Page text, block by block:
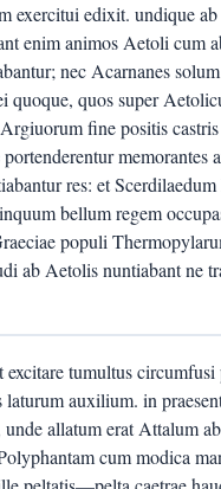
exercitui edixit. undique
enim animos Aetoli cum
nec Acarnanes
quoque, quos super
fine positis
res: et
bellum regem
populi
ab Aetolis nuntiabant ne
excitare tumultus
laturum auxilium. in
allatum erat Attalum
cum modica